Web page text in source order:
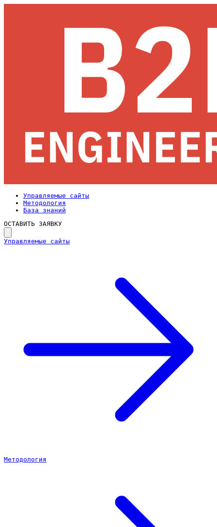
Управляемые сайты
Методология
База знаний
ОСТАВИТЬ ЗАЯВКУ
Управляемые сайты
Методология